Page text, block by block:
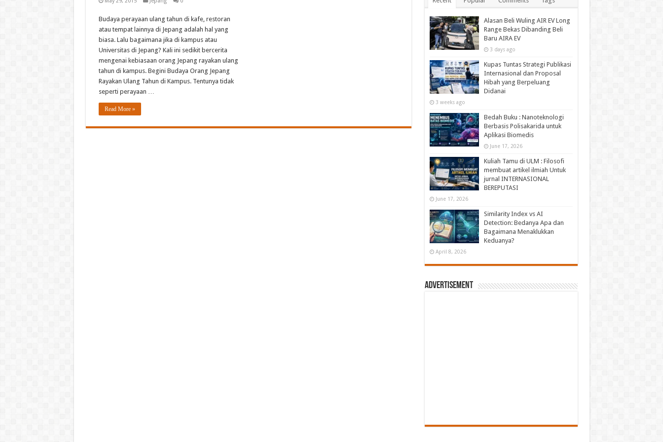
Budaya perayaan ulang tahun di kafe, restoran
atau tempat lainnya di Jepang adalah hal yang
biasa. Lalu bagaimana jika di kampus atau
Universitas di Jepang? Kali ini sedikit bercerita
mengenai kebiasaan orang Jepang rayakan ulang
tahun di kampus. Begini Budaya Orang Jepang
Rayakan Ulang Tahun di Kampus. Tentunya tidak
seperti perayaan …
Read More »
Alasan Beli Wuling AIR EV Long
Range Bekas Dibanding Beli
Baru AIRA EV
3 days ago
Kupas Tuntas Strategi Publikasi
Internasional dan Proposal
Hibah yang Berpeluang
Didanai
3 weeks ago
Bedah Buku : Nanoteknologi
Berbasis Polisakarida untuk
Aplikasi Biomedis
June 17, 2026
Kuliah Tamu di ULM : Filosofi
membuat artikel ilmiah Untuk
jurnal INTERNASIONAL
BEREPUTASI
June 17, 2026
Similarity Index vs AI
Detection: Bedanya Apa dan
Bagaimana Menaklukkan
Keduanya?
April 8, 2026
Advertisement